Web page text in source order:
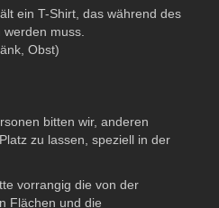
ein T-Shirt, das während des
muss.
Obst)
bitten wir, anderen
zu lassen, speziell in der
vorrangig die von der
Flächen und die